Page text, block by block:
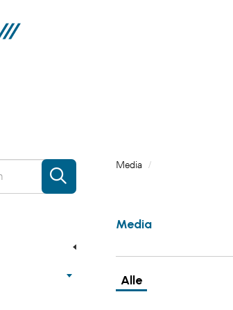
Media /
Media
Alle